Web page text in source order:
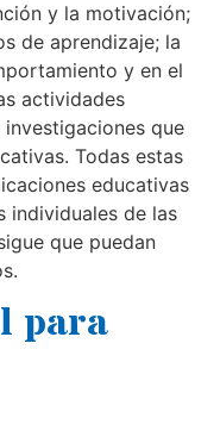
y la motivación;
de aprendizaje; la
y en el
actividades
que
Todas estas
educativas
individuales de las
que puedan
para